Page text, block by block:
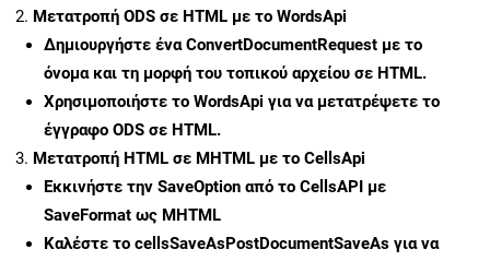
Μετατροπή ODS σε HTML με το WordsApi
Δημιουργήστε έναConvertDocumentRequest με το
όνομα και τη μορφή του τοπικού αρχείου σε HTML.
Χρησιμοποιήστε το WordsApi για να μετατρέψετε το
έγγραφο ODS σε HTML.
Μετατροπή HTML σε MHTML με το CellsApi
Εκκινήστε την SaveOption από το CellsAPI με
SaveFormat ως MHTML
Καλέστε το cellsSaveAsPostDocumentSaveAs για να